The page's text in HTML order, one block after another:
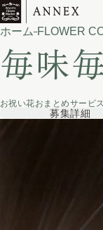
ホーム FLOWER
毎味
お祝い花おまとめサービス
募集詳細